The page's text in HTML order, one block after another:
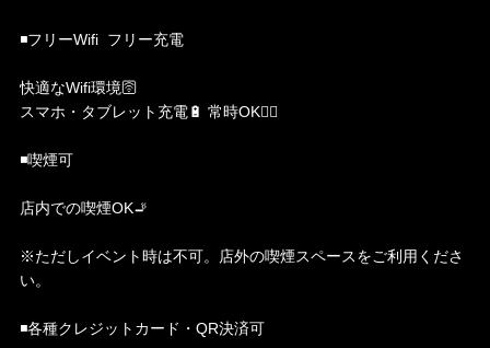
◾️フリーWifi フリー充電
快適なWifi環境🛜
スマホ・タブレット充電🔋 常時OK🙆‍♀️
◾️喫煙可
店内での喫煙OK🚬
※ただしイベント時は不可。店外の喫煙スペースをご利用くださ
い。
◾️各種クレジットカード・QR決済可